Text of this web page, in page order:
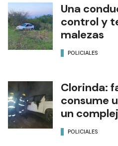
Una
control y
malezas
POLICIALES
Clorinda:
consume
un
POLICIALES